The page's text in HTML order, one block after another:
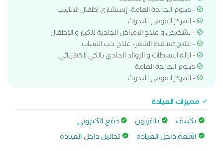
- دبلوم الجراحة العامة- إستشارى اطفال الانابيب
- المركز القومى للبحوث
- تشخيص و علاج الامراض الجلدية للكبار و الاطفال
- علاج تساقط الشعر- علاج حب الشباب
- ازالة السنطات و الزوائد الجلدي بالكي الكهربائي.
‏دبلوم الجراحة العامة
- المركز القومي للبحوث
مميزات العيادة
تكييف
تلفزيون
دفع الكتروني
اشعة داخل العيادة
تحاليل داخل العيادة